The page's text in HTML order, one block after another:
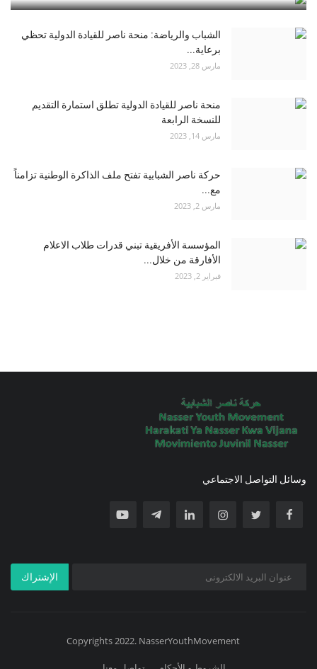
الشباب والرياضة: منحة ناصر للقيادة الدولية تحظي
برعاية...
مارس 28, 2023
منحة ناصر للقيادة الدولية تطلق استمارة التقديم
للنسخة الرابعة
مارس 14, 2023
حركة ناصر الشبابية تفتح ملف الذاكرة الوطنية تزامناً
مع...
مارس 2, 2023
المؤسسة الأفريقية تبني قدرات طلاب الاعلام
الأفارقة من خلال...
فبراير 2, 2023
وسائل التواصل الاجتماعي
الإشتراك
Copyrights 2022. NasserYouthMovement